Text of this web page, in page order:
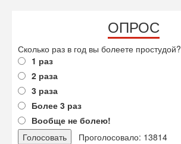
ОПРОС
Сколько раз в год вы болеете простудой?
1 раз
2 раза
3 раза
Более 3 раз
Вообще не болею!
Проголосовало: 13814